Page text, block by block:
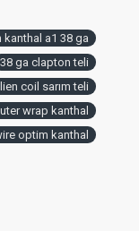
a1 38 ga
38 ga clapton teli
coil sarım teli
wrap kanthal
optim kanthal